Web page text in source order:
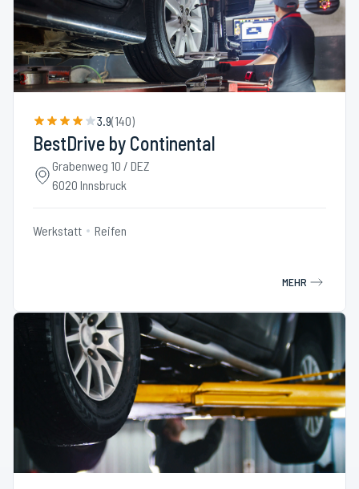
3.9(140)
BestDrive by Continental
Grabenweg 10 / DEZ
6020 Innsbruck
Werkstatt Reifen
MEHR